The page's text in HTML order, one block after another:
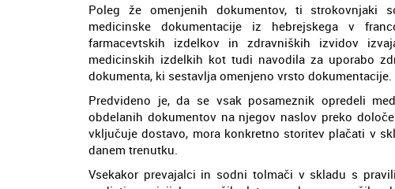
Poleg že omenjenih dokumentov, ti strokovnjaki
medicinske dokumentacije iz hebrejskega v
farmacevtskih izdelkov in zdravniških izvidov
medicinskih izdelkih kot tudi navodila za uporabo
dokumenta, ki sestavlja omenjeno vrsto dokumentacije.
Predvideno je, da se vsak posameznik opredeli
obdelanih dokumentov na njegov naslov preko
vključuje dostavo, mora konkretno storitev plačati v
danem trenutku.
Vsekakor prevajalci in sodni tolmači v skladu s